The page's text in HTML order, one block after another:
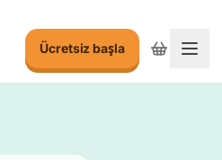
Ücretsiz başla